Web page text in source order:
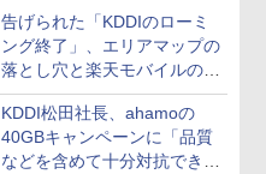
告げられた「KDDIのローミ
ング終了」、エリアマップの
落とし穴と楽天モバイルの課
題
KDDI松田社長、ahamoの
40GBキャンペーンに「品質
などを含めて十分対抗でき